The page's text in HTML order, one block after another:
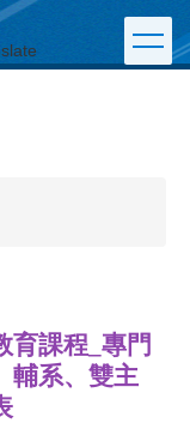
育課程_專門
輔系、雙主